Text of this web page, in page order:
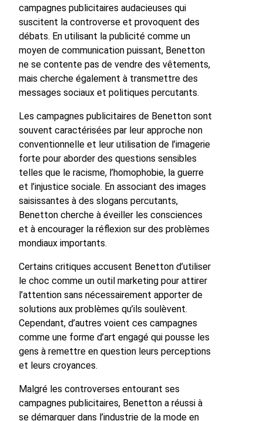
campagnes publicitaires audacieuses qui
suscitent la controverse et provoquent des
débats. En utilisant la publicité comme un
moyen de communication puissant, Benetton
ne se contente pas de vendre des vêtements,
mais cherche également à transmettre des
messages sociaux et politiques percutants.
Les campagnes publicitaires de Benetton sont
souvent caractérisées par leur approche non
conventionnelle et leur utilisation de l’imagerie
forte pour aborder des questions sensibles
telles que le racisme, l’homophobie, la guerre
et l’injustice sociale. En associant des images
saisissantes à des slogans percutants,
Benetton cherche à éveiller les consciences
et à encourager la réflexion sur des problèmes
mondiaux importants.
Certains critiques accusent Benetton d’utiliser
le choc comme un outil marketing pour attirer
l’attention sans nécessairement apporter de
solutions aux problèmes qu’ils soulèvent.
Cependant, d’autres voient ces campagnes
comme une forme d’art engagé qui pousse les
gens à remettre en question leurs perceptions
et leurs croyances.
Malgré les controverses entourant ses
campagnes publicitaires, Benetton a réussi à
se démarquer dans l’industrie de la mode en